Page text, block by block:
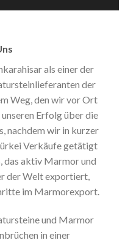
als einer der
der
Weg, den wir vor Ort
Erfolg über die
nachdem wir in kurzer
Verkäufe getätigt
das aktiv Marmor und
der Welt exportiert,
im Marmorexport.
​​und Marmor
in einer